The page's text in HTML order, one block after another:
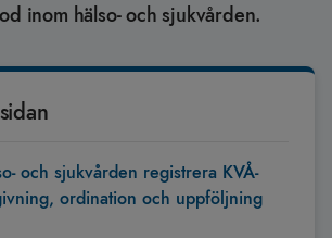
inom hälso- och sjukvården.
och sjukvården registrera KVÅ-
ordination och uppföljning